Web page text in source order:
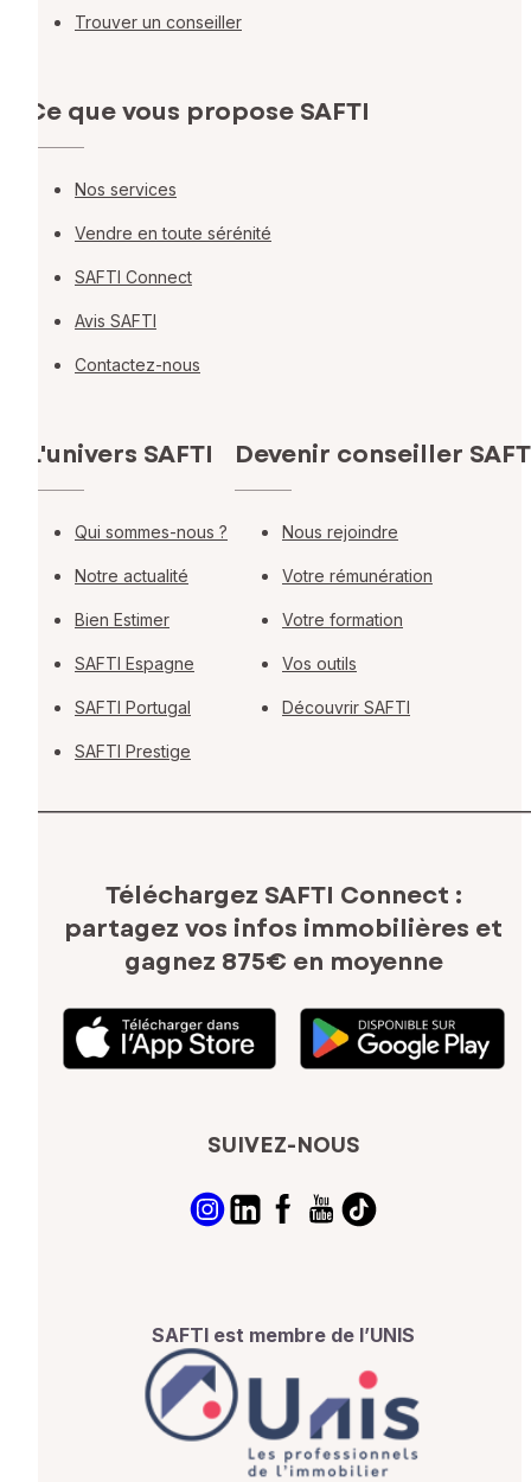
Trouver un conseiller
Ce que vous propose SAFTI
Nos services
Vendre en toute sérénité
SAFTI Connect
Avis SAFTI
Contactez-nous
L'univers SAFTI
Qui sommes-nous ?
Notre actualité
Bien Estimer
SAFTI Espagne
SAFTI Portugal
SAFTI Prestige
Devenir conseiller
Nous rejoindre
Votre rémunération
Votre formation
Vos outils
Découvrir SAFTI
Téléchargez SAFTI Connect :
partagez vos infos immobilières et
gagnez 875€ en moyenne
SUIVEZ-NOUS
SAFTI est membre de l’UNIS